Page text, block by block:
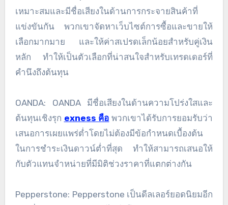
เหมาะสมและมีชื่อเสียงในด้านการกระจายสินค้าที่
แข่งขันกัน พวกเขาจัดหาเว็บไซต์การซื้อและขายให้
เลือกมากมาย และให้ค่าสเปรดเล็กน้อยสำหรับคู่เงิน
หลัก ทำให้เป็นตัวเลือกที่น่าสนใจสำหรับเทรดเดอร์ที่
คำนึงถึงต้นทุน
OANDA: OANDA มีชื่อเสียงในด้านความโปร่งใสและ
ต้นทุนเชิงรุก exness คือ พวกเขาได้รับการยอมรับว่า
เสนอการเผยแพร่ต่ำโดยไม่ต้องมีข้อกำหนดเบื้องต้น
ในการชำระเงินดาวน์ต่ำที่สุด ทำให้สามารถเสนอให้
กับตัวแทนจำหน่ายที่มีมิติช่วงราคาที่แตกต่างกัน
Pepperstone: Pepperstone เป็นดีลเลอร์ยอดนิยมอีก